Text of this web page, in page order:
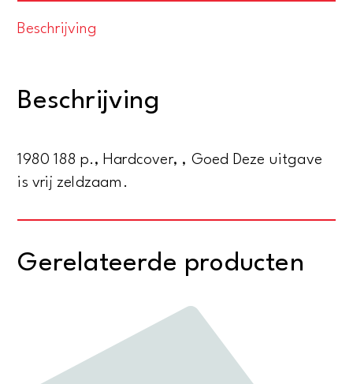
Beschrijving
Beschrijving
1980 188 p., Hardcover, , Goed Deze uitgave
is vrij zeldzaam.
Gerelateerde producten